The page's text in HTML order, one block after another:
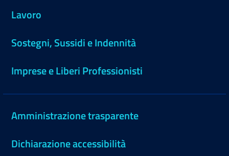
Lavoro
Sostegni, Sussidi e Indennità
Imprese e Liberi Professionisti
Amministrazione trasparente
Dichiarazione accessibilità